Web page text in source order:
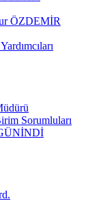
ÖZDEMİR
Sorumluları